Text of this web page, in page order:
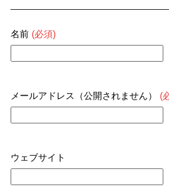
名前 (必須)
メールアドレス（公開されません） (
ウェブサイト